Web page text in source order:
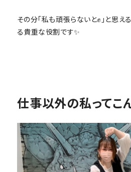
その分「私も頑張らないと✊」と思え
る貴重な役割です✨
仕事以外の私ってこ